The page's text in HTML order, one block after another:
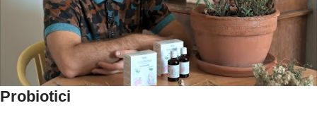
Probiotici